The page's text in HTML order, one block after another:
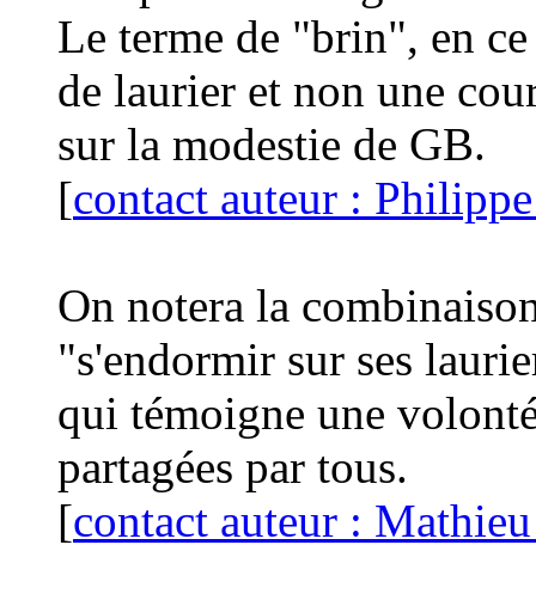
Le terme de "brin", en
de laurier et non une
sur la modestie de GB.
[contact auteur :
On notera la
"s'endormir sur ses
qui témoigne une
partagées par tous.
[contact auteur :